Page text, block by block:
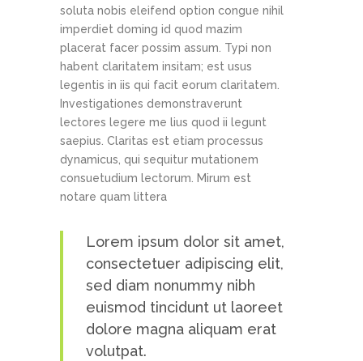
soluta nobis eleifend option congue nihil
imperdiet doming id quod mazim
placerat facer possim assum. Typi non
habent claritatem insitam; est usus
legentis in iis qui facit eorum claritatem.
Investigationes demonstraverunt
lectores legere me lius quod ii legunt
saepius. Claritas est etiam processus
dynamicus, qui sequitur mutationem
consuetudium lectorum. Mirum est
notare quam littera
Lorem ipsum dolor sit amet,
consectetuer adipiscing elit,
sed diam nonummy nibh
euismod tincidunt ut laoreet
dolore magna aliquam erat
volutpat.